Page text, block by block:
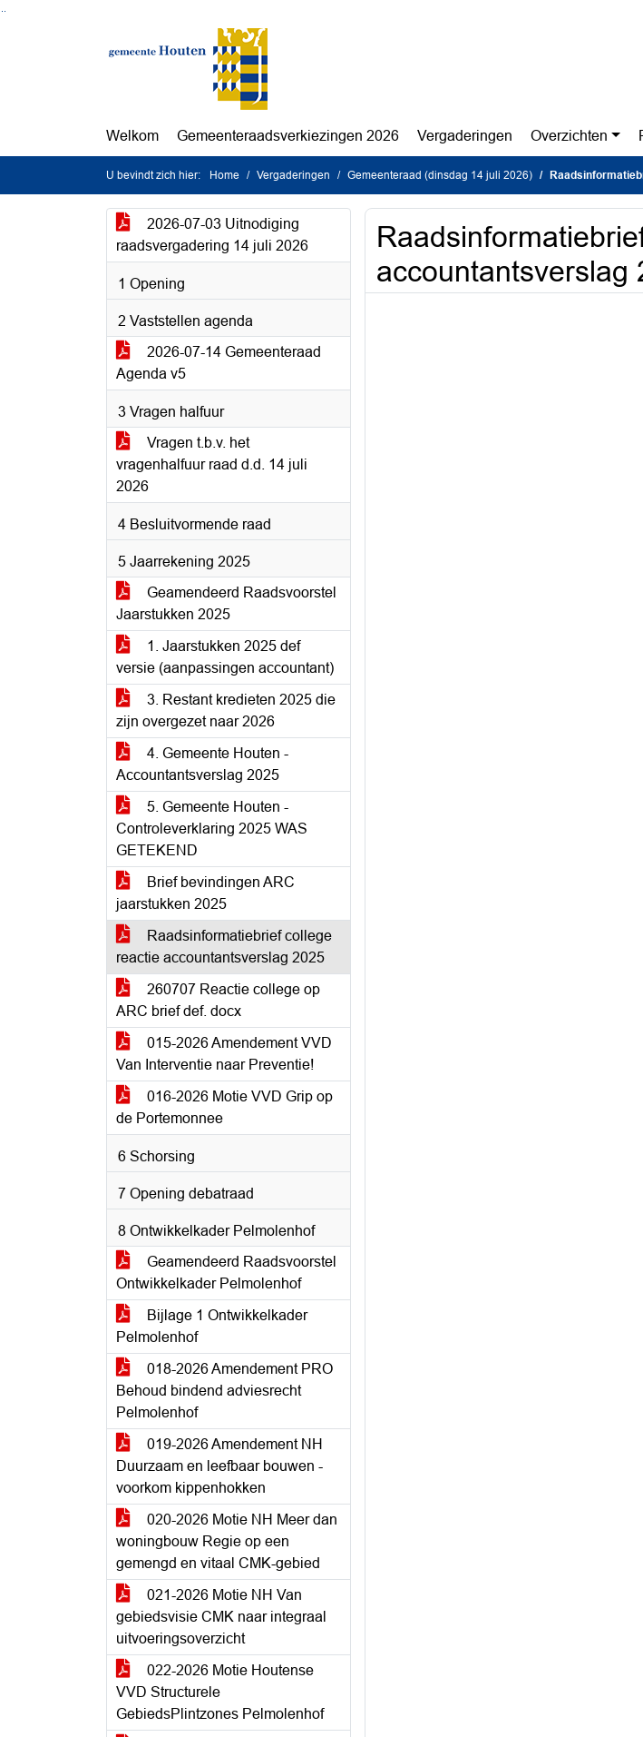
Welkom Gemeenteraadsverkiezingen 2026 Vergaderingen Overzichten
U bevindt zich hier: Home Vergaderingen Gemeenteraad (dinsdag 14 juli 2026)
2026-07-03 Uitnodiging
raadsvergadering 14 juli 2026
1 Opening
2 Vaststellen agenda
2026-07-14 Gemeenteraad
Agenda v5
3 Vragen halfuur
Vragen t.b.v. het
vragenhalfuur raad d.d. 14 juli
2026
4 Besluitvormende raad
5 Jaarrekening 2025
Geamendeerd Raadsvoorstel
Jaarstukken 2025
1. Jaarstukken 2025 def
versie (aanpassingen accountant)
3. Restant kredieten 2025 die
zijn overgezet naar 2026
4. Gemeente Houten -
Accountantsverslag 2025
5. Gemeente Houten -
Controleverklaring 2025 WAS
GETEKEND
Brief bevindingen ARC
jaarstukken 2025
Raadsinformatiebrief college
reactie accountantsverslag 2025
260707 Reactie college op
ARC brief def. docx
015-2026 Amendement VVD
Van Interventie naar Preventie!
016-2026 Motie VVD Grip op
de Portemonnee
6 Schorsing
7 Opening debatraad
8 Ontwikkelkader Pelmolenhof
Geamendeerd Raadsvoorstel
Ontwikkelkader Pelmolenhof
Bijlage 1 Ontwikkelkader
Pelmolenhof
018-2026 Amendement PRO
Behoud bindend adviesrecht
Pelmolenhof
019-2026 Amendement NH
Duurzaam en leefbaar bouwen -
voorkom kippenhokken
020-2026 Motie NH Meer dan
woningbouw Regie op een
gemengd en vitaal CMK-gebied
021-2026 Motie NH Van
gebiedsvisie CMK naar integraal
uitvoeringsoverzicht
022-2026 Motie Houtense
VVD Structurele
GebiedsPlintzones Pelmolenhof
accountantsverslag